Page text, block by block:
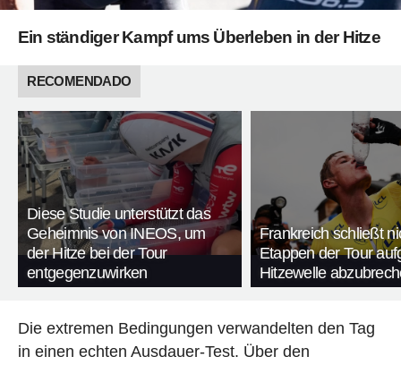
Ein ständiger Kampf ums Überleben in der Hitze
RECOMENDADO
Diese Studie unterstützt das
Geheimnis von INEOS, um
der Hitze bei der Tour
entgegenzuwirken
Frankreich schließt
Etappen der Tour
Hitzewelle
Die extremen Bedingungen verwandelten den Tag
in einen echten Ausdauer-Test. Über den